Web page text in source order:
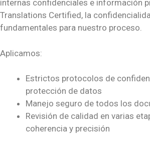
internas confidenciales e información
Translations Certified, la
fundamentales para nuestro proceso.
Aplicamos:
Estrictos protocolos de
protección de datos
Manejo seguro de todos los
Revisión de calidad en varias
coherencia y precisión